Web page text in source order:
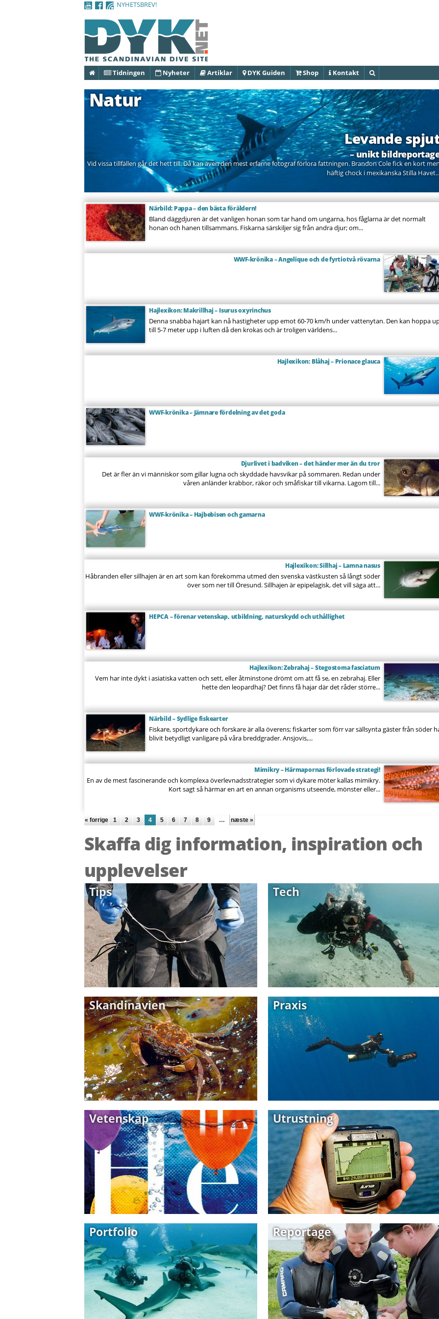
NYHETSBREV!
HemTidningen Nyheter Artiklar DYK Guiden Shop Kontakt
Natur
Levande
– unikt
Vid vissa tillfällen går det hett till. Då kan även den mest erfarne fotograf förlora fattningen. Brandon Cole fick en kort
häftig chock i mexikanska Stilla
Närbild: Pappa – den bästa föräldern!
Bland däggdjuren är det vanligen honan som tar hand om ungarna, hos fåglarna är det normalt
honan och hanen tillsammans. Fiskarna särskiljer sig från andra djur; om...
WWF-krönika – Angelique och de fyrtiotvå rövarna
Hajlexikon: Makrillhaj – Isurus oxyrinchus
Denna snabba hajart kan nå hastigheter upp emot 60-70 km/h under vattenytan. Den kan hoppa
till 5-7 meter upp i luften då den krokas och är troligen världens...
Hajlexikon: Blåhaj – Prionace glauca
WWF-krönika – Jämnare fördelning av det goda
Djurlivet i badviken – det händer mer än du tror
Det är fler än vi människor som gillar lugna och skyddade havsvikar på sommaren. Redan under
våren anländer krabbor, räkor och småfiskar till vikarna. Lagom till...
WWF-krönika – Hajbebisen och gamarna
Hajlexikon: Sillhaj – Lamna nasus
Håbranden eller sillhajen är en art som kan förekomma utmed den svenska västkusten så långt söder
över som ner till Öresund. Sillhajen är epipelagisk, det vill säga att...
HEPCA – förenar vetenskap, utbildning, naturskydd och uthållighet
Hajlexikon: Zebrahaj – Stegostoma fasciatum
Vem har inte dykt i asiatiska vatten och sett, eller åtminstone drömt om att få se, en zebrahaj. Eller
hette den leopardhaj? Det finns få hajar där det råder större...
Närbild – Sydlige fiskearter
Fiskare, sportdykare och forskare är alla överens; fiskarter som förr var sällsynta gäster från söder
blivit betydligt vanligare på våra breddgrader. Ansjovis,...
Mimikry – Härmapornas förlovade strategi!
En av de mest fascinerande och komplexa överlevnadsstrategier som vi dykare möter kallas mimikry.
Kort sagt så härmar en art en annan organisms utseende, mönster eller...
Sidor
« forrige 1 2 3 4 5 6 7 8 9 … næste »
Skaffa dig information, inspiration och
upplevelser
Tips Tech
Skandinavien Praxis
Vetenskap Utrustning
Portfolio Reportage